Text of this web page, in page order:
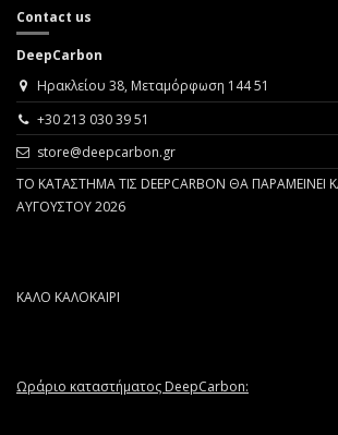
Contact us
DeepCarbon
Ηρακλείου 38, Μεταμόρφωση 144 51
+30 213 030 39 51
store@deepcarbon.gr
ΤΟ ΚΑΤΑΣΤΗΜΑ ΤΙΣ DEEPCARBON ΘΑ ΠΑΡΑΜΕΙΝΕΙ
ΑΥΓΟΥΣΤΟΥ 2026
ΚΑΛΟ ΚΑΛΟΚΑΙΡΙ
Ωράριο καταστήματος DeepCarbon: